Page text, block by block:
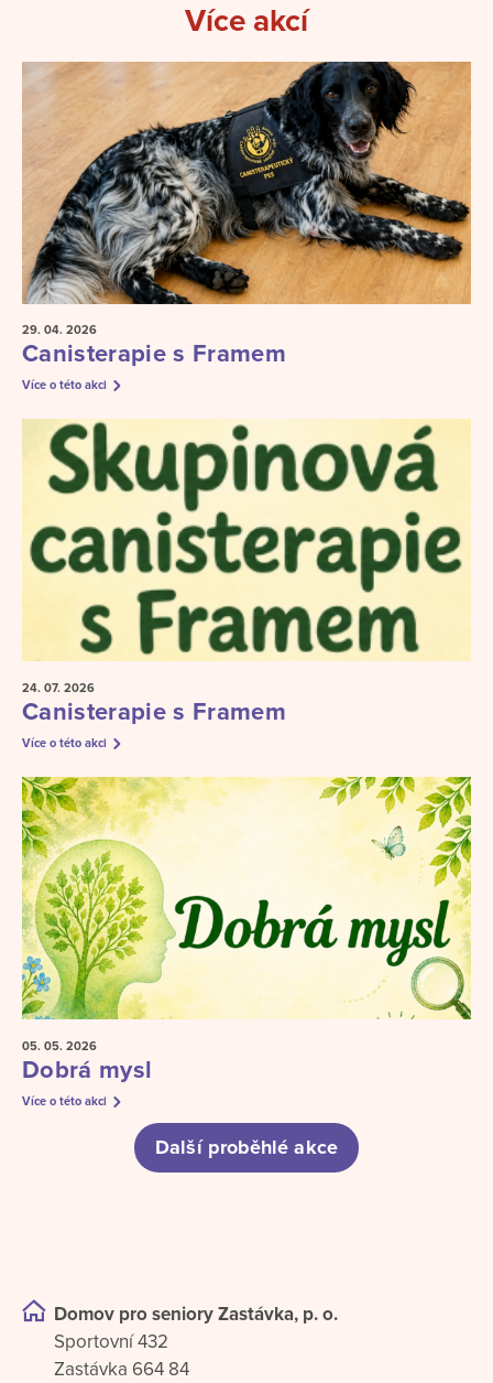
Více akcí
29. 04. 2026
Canisterapie s Framem
Více o této akci
24. 07. 2026
Canisterapie s Framem
Více o této akci
05. 05. 2026
Dobrá mysl
Více o této akci
Další proběhlé akce
Domov pro seniory Zastávka, p. o.
Sportovní 432
Zastávka 664 84